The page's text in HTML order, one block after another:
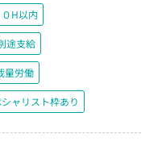
H以内
途支給
量労働
シャリスト枠あり